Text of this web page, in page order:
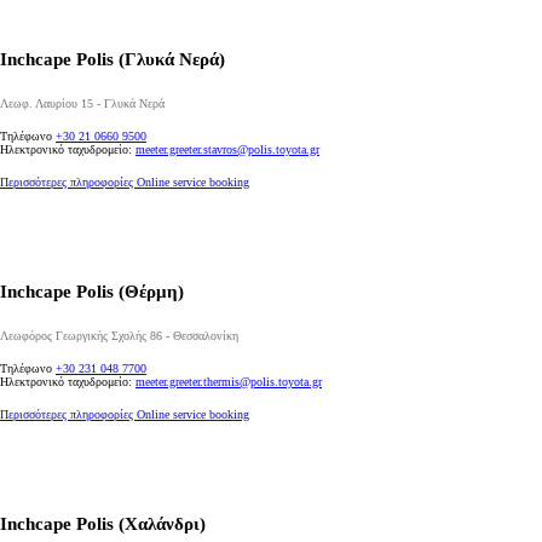
Από
DIESEL & BATTERY ELECTRIC
Inchcape Polis (Γλυκά Νερά)
Λεωφ. Λαυρίου 15 - Γλυκά Νερά
Τηλέφωνο +30 21 0660 9500
Ηλεκτρονικό ταχυδρομείο: meeter.greeter.stavros@polis.toyota.gr
Περισσότερες πληροφορίες Online service booking
Inchcape Polis (Θέρμη)
Λεωφόρος Γεωργικής Σχολής 86 - Θεσσαλονίκη
Τηλέφωνο +30 231 048 7700
Ηλεκτρονικό ταχυδρομείο: meeter.greeter.thermis@polis.toyota.gr
Περισσότερες πληροφορίες Online service booking
Inchcape Polis (Χαλάνδρι)